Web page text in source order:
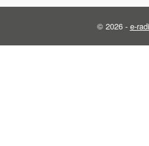
© 2026 - e-